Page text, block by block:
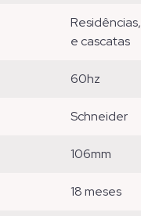
residências,chácaras,fontes
e cascatas
60hz
schneider
106mm
18 meses